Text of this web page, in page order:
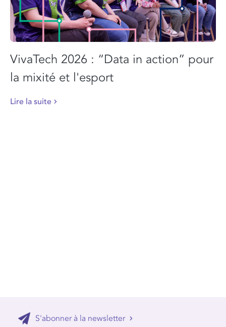
VivaTech 2026 : “Data in action” pour
la mixité et l'esport
Lire la suite
S'abonner à la newsletter